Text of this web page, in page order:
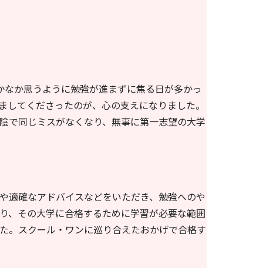
か思うように勉強が進まずに焦る日が多かっ
てくださったのが、心の支えになりました。
で同じミスがなくなり、無事に第一志望の大学
適確なアドバイスなどをいただき、勉強へのや
、その大学に合格するために学習が必要な範囲
。スクール・ワンに巡り合えたおかげで合格す